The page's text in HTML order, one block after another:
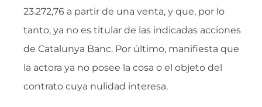
23.272,76 a partir de una venta, y que, por lo
tanto, ya no es titular de las indicadas acciones
de Catalunya Banc. Por último, manifiesta que
la actora ya no posee la cosa o el objeto del
contrato cuya nulidad interesa.